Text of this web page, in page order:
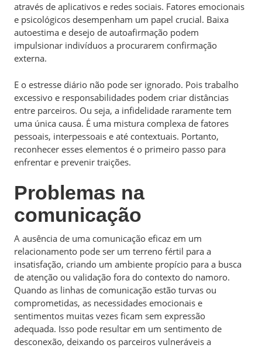
através de aplicativos e redes sociais. Fatores emocionais
e psicológicos desempenham um papel crucial. Baixa
autoestima e desejo de autoafirmação podem
impulsionar indivíduos a procurarem confirmação
externa.
E o estresse diário não pode ser ignorado. Pois trabalho
excessivo e responsabilidades podem criar distâncias
entre parceiros. Ou seja, a infidelidade raramente tem
uma única causa. É uma mistura complexa de fatores
pessoais, interpessoais e até contextuais. Portanto,
reconhecer esses elementos é o primeiro passo para
enfrentar e prevenir traições.
Problemas na
comunicação
A ausência de uma comunicação eficaz em um
relacionamento pode ser um terreno fértil para a
insatisfação, criando um ambiente propício para a busca
de atenção ou validação fora do contexto do namoro.
Quando as linhas de comunicação estão turvas ou
comprometidas, as necessidades emocionais e
sentimentos muitas vezes ficam sem expressão
adequada. Isso pode resultar em um sentimento de
desconexão, deixando os parceiros vulneráveis a